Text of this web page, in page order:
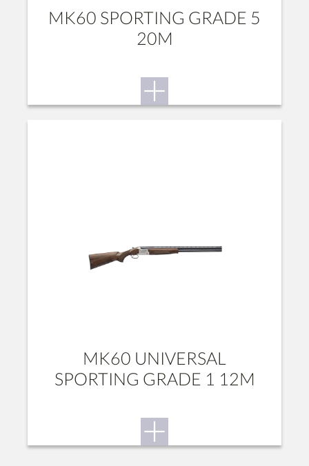
MK60 SPORTING GRADE 5
20M
MK60 UNIVERSAL
SPORTING GRADE 1 12M